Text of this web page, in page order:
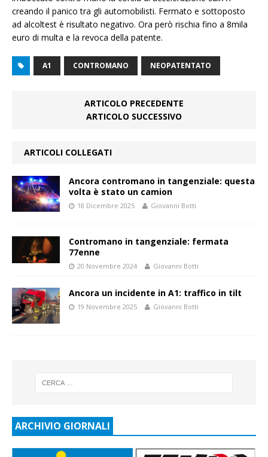
creando il panico tra gli automobilisti. Fermato e sottoposto
ad alcoltest è risultato negativo. Ora però rischia fino a 8mila
euro di multa e la revoca della patente.
A1 CONTROMANO NEOPATENTATO
ARTICOLO PRECEDENTE
ARTICOLO SUCCESSIVO
ARTICOLI COLLEGATI
Ancora contromano in tangenziale: questa
volta è stato un camion
18 Dicembre 2025 Giovanni Botti
Contromano in tangenziale: fermata
77enne
20 Novembre 2024 Giovanni Botti
Ancora un incidente in A1: traffico in tilt
19 Novembre 2025 Giovanni Botti
ARCHIVIO GIORNALI